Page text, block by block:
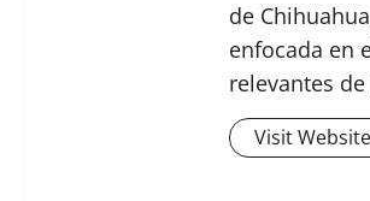
de
enfocada en
relevantes
Visit Website